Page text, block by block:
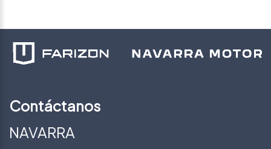
Contáctanos
NAVARRA